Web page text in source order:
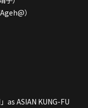
）
as ASIAN KUNG-FU